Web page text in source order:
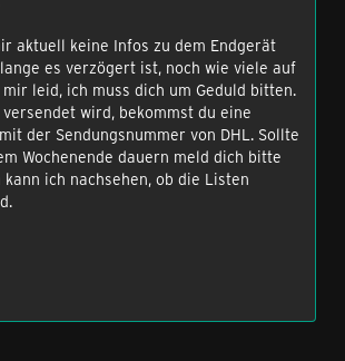
aktuell keine Infos zu dem Endgerät
es verzögert ist, noch wie viele auf
leid, ich muss dich um Geduld bitten.
versendet wird, bekommst du eine
der Sendungsnummer von DHL. Sollte
Wochenende dauern meld dich bitte
kann ich nachsehen, ob die Listen